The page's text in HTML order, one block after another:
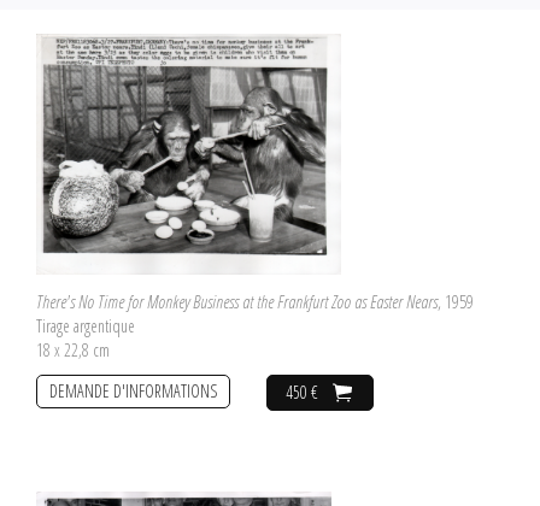
There's No Time for Monkey Business at the Frankfurt Zoo as Easter Nears, 1959
Tirage argentique
18 x 22,8 cm
450 €
DEMANDE D'INFORMATIONS